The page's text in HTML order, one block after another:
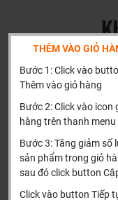
trị với khách
bán tốt nhất
mà khách hàng
trở thành tri kỷ của
THÊM VÀO GIỎ
Bước 1: Click vào
Thêm vào giỏ hàng
Bước 2: Click vào icon
hàng trên thanh menu
Bước 3: Tăng giảm số
sản phẩm trong giỏ
sau đó click button
Click vào button Tiếp
HN: số 160 đường
(Cách đại học công
HCM và các tỉnh
đặt hàng
0904501766